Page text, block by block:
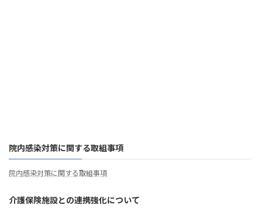
院内感染対策に関する取組事項
院内感染対策に関する取組事項
介護保険施設との連携強化について